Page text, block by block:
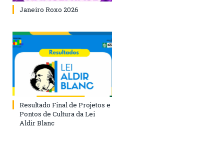
Janeiro Roxo 2026
Resultado Final de Projetos e
Pontos de Cultura da Lei
Aldir Blanc